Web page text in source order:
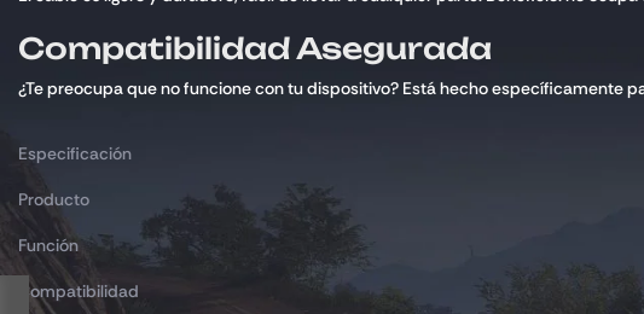
Compatibilidad Asegurada
¿Te preocupa que no funcione con tu dispositivo? Está hecho específicamente
Especificación
Producto
Función
Compatibilidad